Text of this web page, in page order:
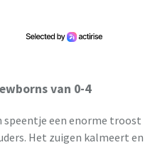
van 0-4
speentje een enorme troost
Het zuigen kalmeert en